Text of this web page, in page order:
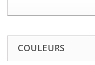
COULEURS